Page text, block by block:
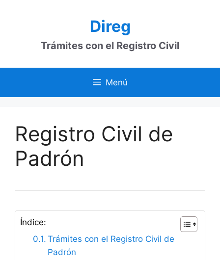
Direg
Trámites con el Registro Civil
Menú
Registro Civil de
Padrón
Índice:
Trámites con el Registro Civil de
Padrón